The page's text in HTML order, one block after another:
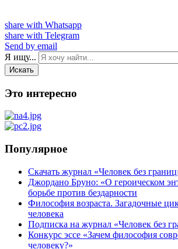
share with Whatsapp
share with Telegram
Send by email
Я ищу...
Искать
Это интересно
Популярное
Скачать журнал «Человек без
Джордано Бруно: «О героическом
борьбе против бездарности
Философия возраста. Загадочные
человека
Подписка на журнал «Человек без
Конкурс эссе «Зачем философия
человеку?»